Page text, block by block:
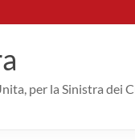
per la Sinistra dei